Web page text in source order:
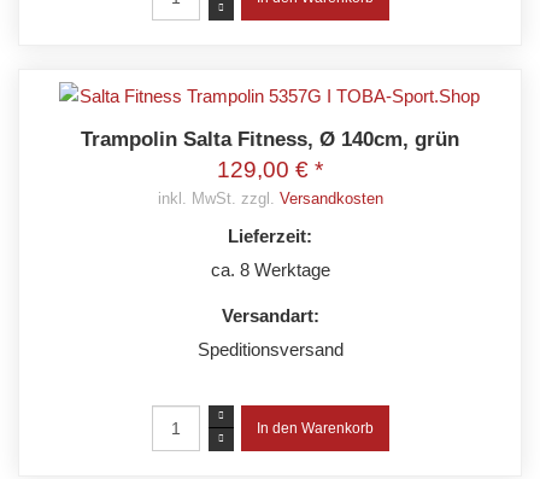
Trampolin Salta Fitness, Ø 140cm, grün
129,00 € *
inkl. MwSt. zzgl. Versandkosten
Lieferzeit:
ca. 8 Werktage
Versandart:
Speditionsversand